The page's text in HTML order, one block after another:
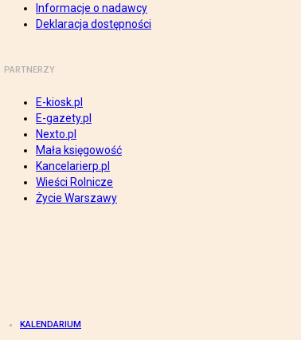
Informacje o nadawcy
Deklaracja dostępności
PARTNERZY
E-kiosk.pl
E-gazety.pl
Nexto.pl
Mała księgowość
Kancelarierp.pl
Wieści Rolnicze
Życie Warszawy
KALENDARIUM